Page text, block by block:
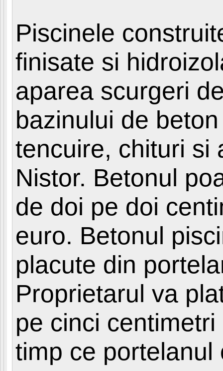
Piscinele
finisate si
aparea scurgeri
bazinului de
tencuire, chituri si
Nistor. Betonul
de doi pe doi
euro. Betonul
placute din
Proprietarul va
pe cinci
timp ce